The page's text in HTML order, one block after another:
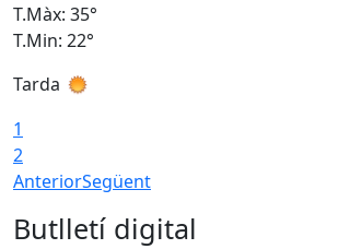
T.Màx: 35°
T.Min: 22°
Tarda
1
2
AnteriorSegüent
Butlletí digital